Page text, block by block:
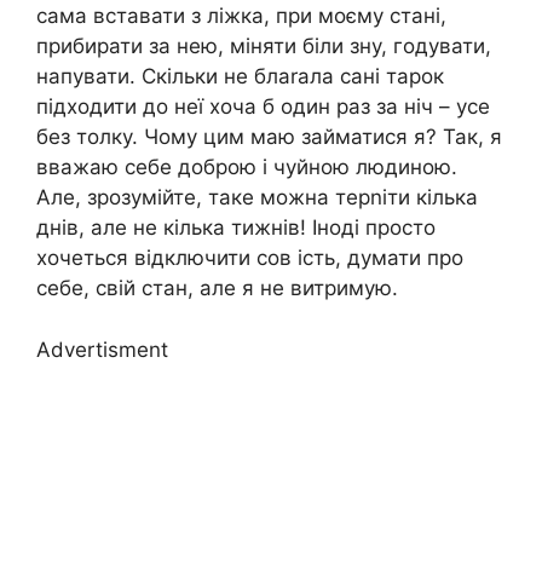
сама вставати з ліжка, при моєму стані,
прибирати за нею, міняти біли зну, годувати,
напувати. Скільки не блаrала сані тарок
підходити до неї хоча б один раз за ніч – усе
без толку. Чому цим маю займатися я? Так, я
вважаю себе доброю і чуйною людиною.
Але, зрозумійте, таке можна терnіти кілька
днів, але не кілька тижнів! Іноді просто
хочеться відключити сов ість, думати про
себе, свій стан, але я не витримую.
Advertisment